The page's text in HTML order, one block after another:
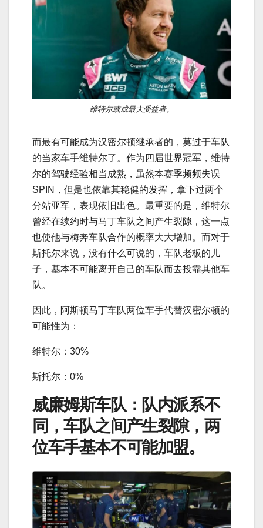
维特尔或成最大受益者。
而最有可能成为汉密尔顿继承者的，莫过于车队
的当家车手维特尔了。作为四届世界冠军，维特
尔的驾驶经验相当成熟，虽然本赛季频频失误
SPIN，但是也依靠其稳健的发挥，拿下过两个
分站亚军，表现依旧出色。最重要的是，维特尔
曾经在续约时与马丁车队之间产生裂隙，这一点
也使他与梅奔车队合作的概率大大增加。而对于
斯托尔来说，没有什么可说的，车队老板的儿
子，基本不可能离开自己的车队而去投靠其他车
队。
因此，阿斯顿马丁车队两位车手代替汉密尔顿的
可能性为：
维特尔：30%
斯托尔：0%
威廉姆斯车队：队内派系不
同，车队之间产生裂隙，两
位车手基本不可能加盟。